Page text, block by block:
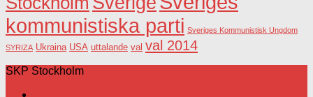
kommunistiska parti Sveriges Kommunistisk Ungdom
SYRIZA Ukraina USA uttalande val val 2014
SKP Stockholm